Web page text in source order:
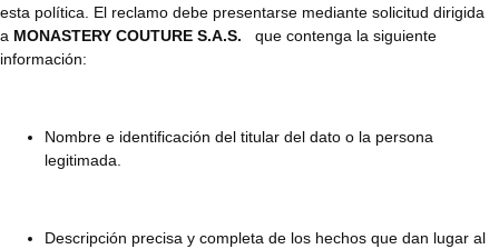
esta política. El reclamo debe presentarse mediante solicitud dirigida
a MONASTERY COUTURE S.A.S.
que contenga la siguiente
información:
Nombre e identificación del titular del dato o la persona
legitimada.
Descripción precisa y completa de los hechos que dan lugar al